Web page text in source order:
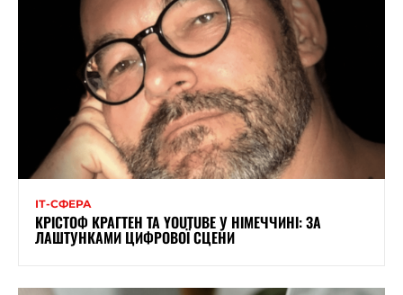
ІТ-СФЕРА
КРІСТОФ КРАГТЕН ТА YOUTUBE У НІМЕЧЧИНІ: ЗА
ЛАШТУНКАМИ ЦИФРОВОЇ СЦЕНИ